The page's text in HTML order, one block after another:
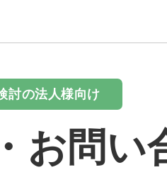
討の法人様向け
お問い